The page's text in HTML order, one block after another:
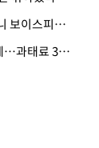
· 천안 택배기사의 '매의 눈', 할머니 보이스피싱 피해 막아
· 옥상 '쓰레기 테러' 범인 잡았는데…과태료 3만원 처분에 숙박업주 허탈